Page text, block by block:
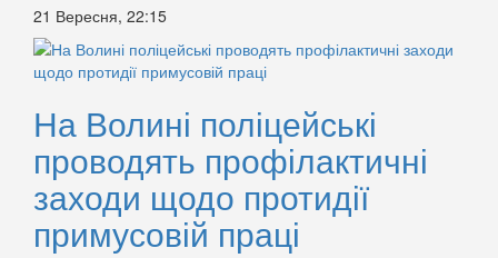
21 Вересня, 22:15
На Волині поліцейські
проводять профілактичні
заходи щодо протидії
примусовій праці